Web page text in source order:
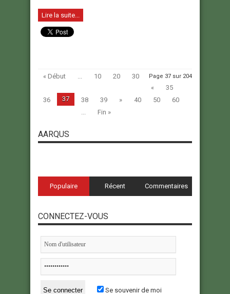
Lire la suite...
Page 37 sur 204
« Début ... 10 20
30
«
35
36
37 38 39 » 40 50
60
...
Fin »
AARQUS
Populaire Récent Commentaires
CONNECTEZ-VOUS
Se souvenir de moi